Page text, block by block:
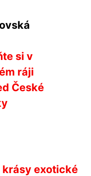
si v
ráji
České
krásy exotické